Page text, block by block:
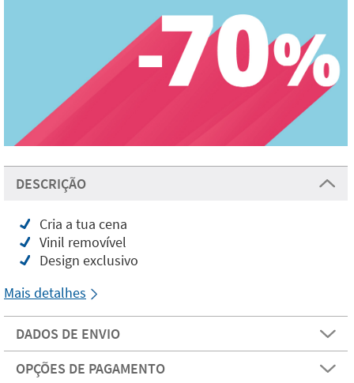
DESCRIÇÃO
Cria a tua cena
Vinil removível
Design exclusivo
Mais detalhes
DADOS DE ENVIO
OPÇÕES DE PAGAMENTO